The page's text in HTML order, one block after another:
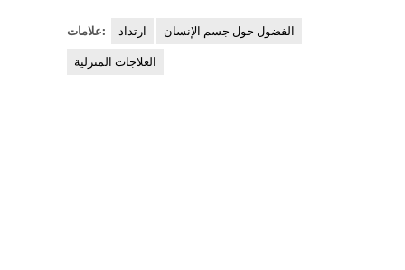
علامات: ارتداد
الفضول حول جسم الإنسان
العلاجات المنزلية